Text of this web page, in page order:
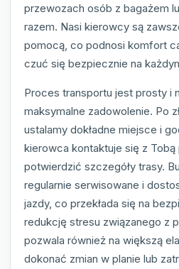
przewozach osób z bagażem
razem. Nasi kierowcy są
pomocą, co podnosi komfort
czuć się bezpiecznie na
Proces transportu jest prosty i
maksymalne zadowolenie. Po
ustalamy dokładne miejsce i
kierowca kontaktuje się z
potwierdzić szczegóły trasy.
regularnie serwisowane i
jazdy, co przekłada się na
redukcję stresu związanego z
pozwala również na większą
dokonać zmian w planie lub